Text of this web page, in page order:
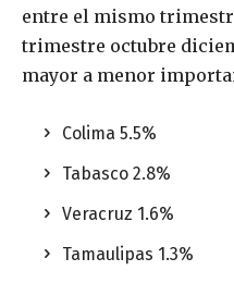
entre el mismo
trimestre octubre
mayor a menor
Colima 5.5%
Tabasco 2.8%
Veracruz 1.6%
Tamaulipas 1.3%